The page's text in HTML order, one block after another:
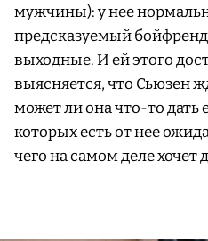
мужчины): у нее
предсказуемый
выходные. И ей этого
выясняется, что Сьюзен
может ли она что-то дать
которых есть от нее
чего на самом деле хочет